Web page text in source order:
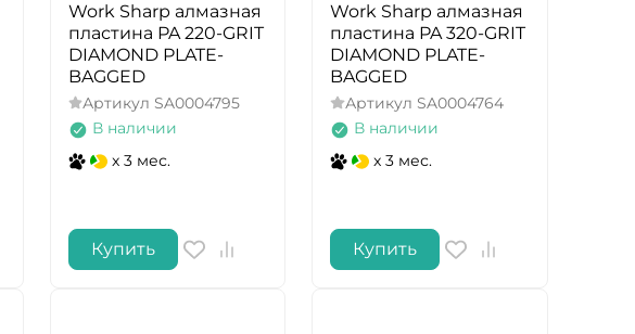
Work Sharp алмазная
пластина PA 220-GRIT
DIAMOND PLATE-
BAGGED
Артикул SA0004795
В наличии
x 3 мес.
Купить
Work Sharp алмазная
пластина PA 320-GRIT
DIAMOND PLATE-
BAGGED
Артикул SA0004764
В наличии
x 3 мес.
Купить